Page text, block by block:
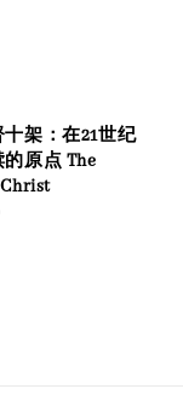
架：在21世纪
原点 The